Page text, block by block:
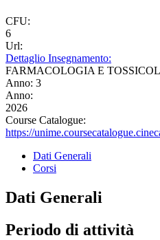
CFU:
6
Url:
Dettaglio Insegnamento:
FARMACOLOGIA E
Anno: 3
Anno:
2026
Course Catalogue:
https://
Dati Generali
Corsi
Dati Generali
Periodo di attività